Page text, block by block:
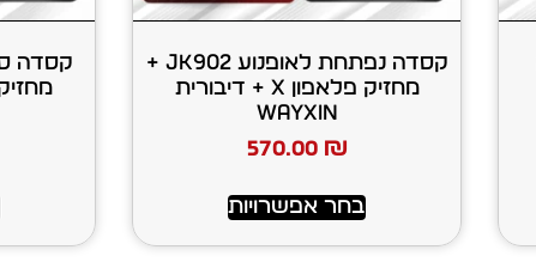
קסדה נפתחת לאופנוע JK902 +
מחזיק פלאפון X + דיבורית
WAYXIN
570.00 ₪
בחר אפשרויות